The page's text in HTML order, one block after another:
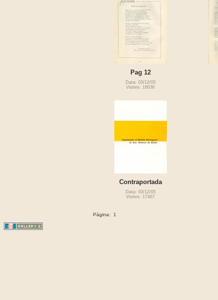
Pag 12
Data: 03/12/05
Visites: 16036
Contraportada
Data: 03/12/05
Visites: 17467
Pàgina: 1